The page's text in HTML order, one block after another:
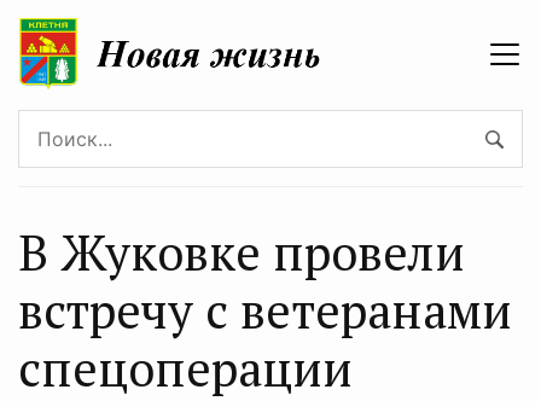
В Жуковке провели
встречу с ветеранами
спецоперации